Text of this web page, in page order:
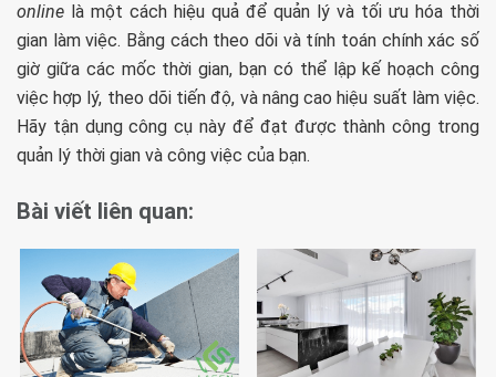
online là một cách hiệu quả để quản lý và tối ưu hóa thời
gian làm việc. Bằng cách theo dõi và tính toán chính xác số
giờ giữa các mốc thời gian, bạn có thể lập kế hoạch công
việc hợp lý, theo dõi tiến độ, và nâng cao hiệu suất làm việc.
Hãy tận dụng công cụ này để đạt được thành công trong
quản lý thời gian và công việc của bạn.
Bài viết liên quan: